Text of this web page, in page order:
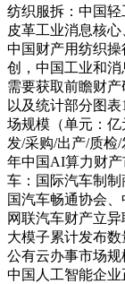
纺织服拆：中国
皮革工业消息核
中国财产用纺织
创，中国工业和消
需要获取前瞻财产
以及统计部分图
场规模（单元：
发/采购/出产/质检
年中国AI算力财
车：国际汽车制
国汽车畅通协会
网联汽车财产立
大模子累计发布数
公有云办事市场规
中国人工智能企业